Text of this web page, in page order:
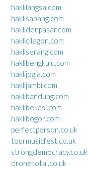
haklilangsa.com
haklisabang.com
haklidenpasar.com
haklicilegon.com
hakliserang.com
haklibengkulu.com
haklijogja.com
haklijambi.com
haklibandung.com
haklibekasi.com
haklibogor.com
perfectperson.co.uk
tourmusicfest.co.uk
strongdemocracy.co.uk
dronetotal.co.uk